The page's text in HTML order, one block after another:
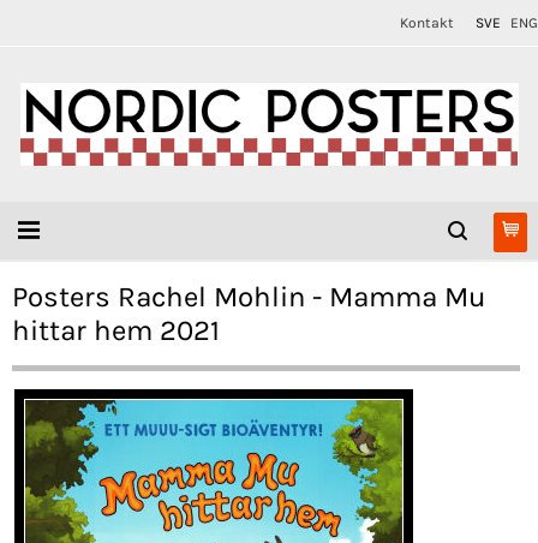
Kontakt SVE ENG
Posters Rachel Mohlin - Mamma Mu
hittar hem 2021